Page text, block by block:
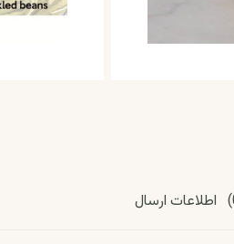
اطلاعات ارسال